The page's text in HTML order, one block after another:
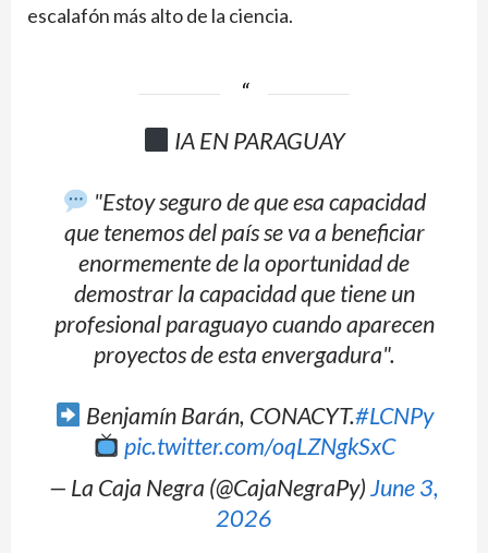
escalafón más alto de la ciencia.
IA EN PARAGUAY
"Estoy seguro de que esa capacidad
que tenemos del país se va a beneficiar
enormemente de la oportunidad de
demostrar la capacidad que tiene un
profesional paraguayo cuando aparecen
proyectos de esta envergadura".
Benjamín Barán, CONACYT.#LCNPy
pic.twitter.com/oqLZNgkSxC
— La Caja Negra (@CajaNegraPy)June 3,
2026